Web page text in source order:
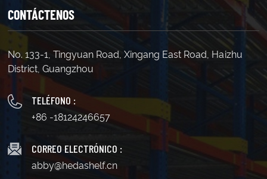
CONTÁCTENOS
No. 133-1, Tingyuan Road, Xingang East Road, Haizhu
District, Guangzhou
TELÉFONO :
+86 -18124246657
CORREO ELECTRÓNICO :
abby@hedashelf.cn